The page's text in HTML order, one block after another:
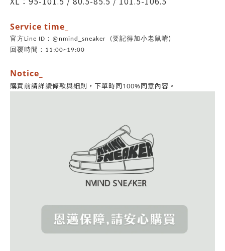
Service time_
官方Line ID：@nmind_sneaker (要記得加小老鼠唷)
回覆時間：11:00~19:00
Notice_
購買前請詳讀條款與細則， 下單時同100%同意內容。